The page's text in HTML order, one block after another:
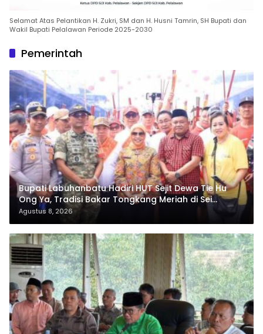
Selamat Atas Pelantikan H. Zukri, SM dan H. Husni Tamrin, SH Bupati dan
Wakil Bupati Pelalawan Periode 2025-2030
Pemerintah
Bupati Labuhanbatu Hadiri HUT Sejit Dewa Tie Hu
Ong Ya, Tradisi Bakar Tongkang Meriah di Sei
Berombang
Agustus 8, 2026